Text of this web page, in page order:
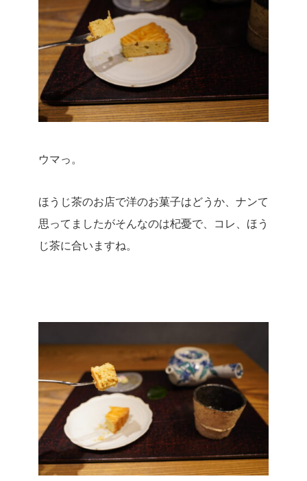
ウマっ。
ほうじ茶のお店で洋のお菓子はどうか、ナンて
思ってましたがそんなのは杞憂で、コレ、ほう
じ茶に合いますね。